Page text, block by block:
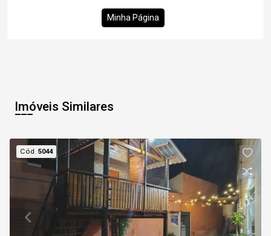
Minha Página
Imóveis Similares
Cód.5044